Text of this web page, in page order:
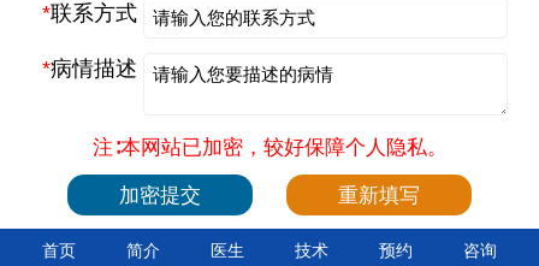
*联系方式
*病情描述
注∶本网站已加密，较好保障个人隐私。
首页 简介 医生 技术 预约 咨询